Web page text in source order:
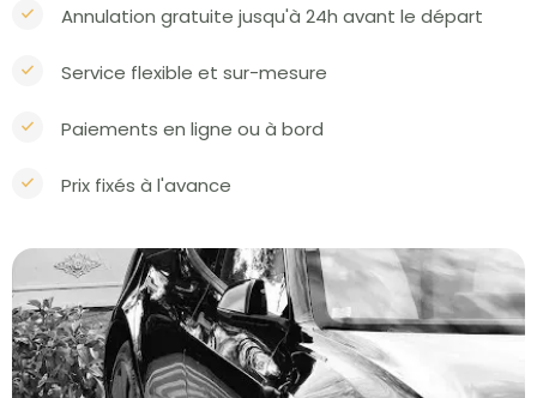
Annulation gratuite jusqu'à 24h avant le départ
Service flexible et sur-mesure
Paiements en ligne ou à bord
Prix fixés à l'avance